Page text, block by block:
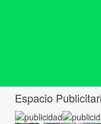
Espacio